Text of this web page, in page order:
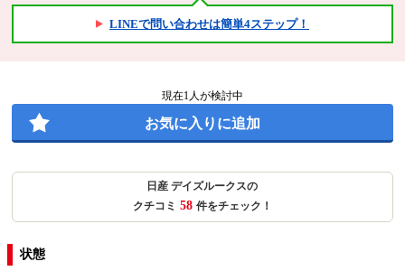
LINEで問い合わせは簡単4ステップ！
現在1人が検討中
お気に入りに追加
日産 デイズルークスの
クチコミ 58 件をチェック！
状態